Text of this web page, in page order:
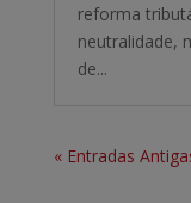
reforma
neutralidade,
de...
« Entradas